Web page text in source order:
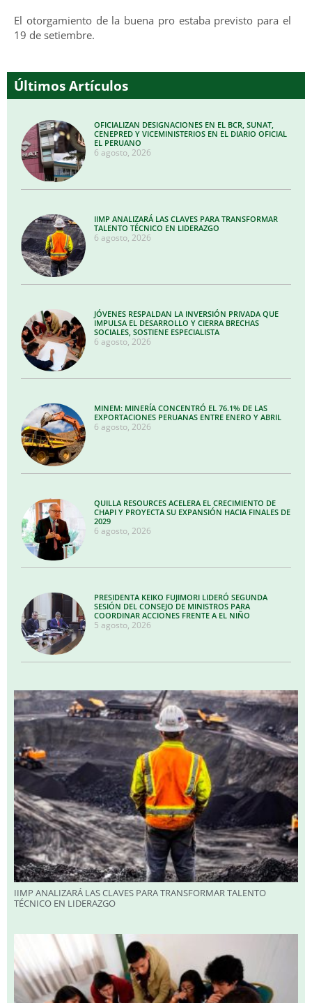
El otorgamiento de la buena pro estaba previsto para el
19 de setiembre.
Últimos Artículos
OFICIALIZAN DESIGNACIONES EN EL BCR, SUNAT,
CENEPRED Y VICEMINISTERIOS EN EL DIARIO OFICIAL
EL PERUANO
6 agosto, 2026
IIMP ANALIZARÁ LAS CLAVES PARA TRANSFORMAR
TALENTO TÉCNICO EN LIDERAZGO
6 agosto, 2026
JÓVENES RESPALDAN LA INVERSIÓN PRIVADA QUE
IMPULSA EL DESARROLLO Y CIERRA BRECHAS
SOCIALES, SOSTIENE ESPECIALISTA
6 agosto, 2026
MINEM: MINERÍA CONCENTRÓ EL 76.1% DE LAS
EXPORTACIONES PERUANAS ENTRE ENERO Y ABRIL
6 agosto, 2026
QUILLA RESOURCES ACELERA EL CRECIMIENTO DE
CHAPI Y PROYECTA SU EXPANSIÓN HACIA FINALES DE
2029
6 agosto, 2026
PRESIDENTA KEIKO FUJIMORI LIDERÓ SEGUNDA
SESIÓN DEL CONSEJO DE MINISTROS PARA
COORDINAR ACCIONES FRENTE A EL NIÑO
5 agosto, 2026
IIMP ANALIZARÁ LAS CLAVES PARA TRANSFORMAR TALENTO
TÉCNICO EN LIDERAZGO